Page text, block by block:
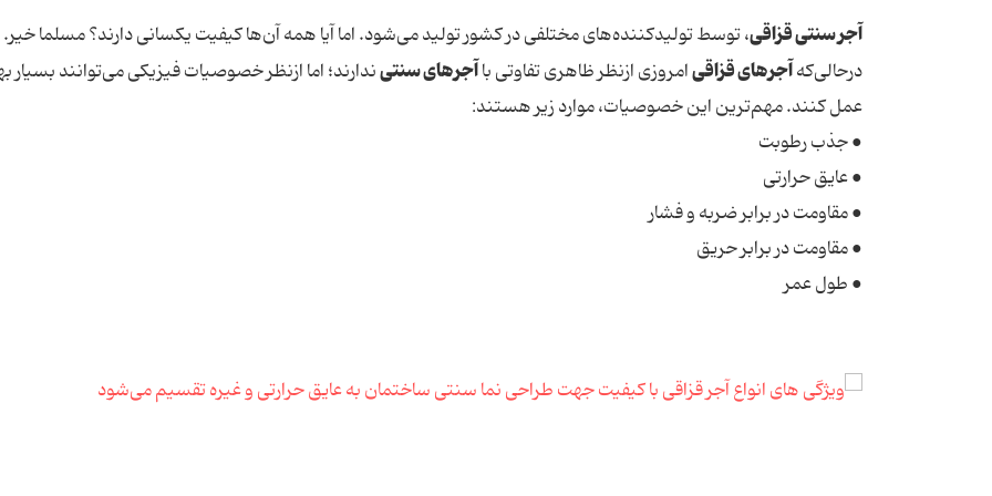
آجر سنتی قزاقی، توسط تولیدکننده‌های مختلفی در کشور تولید می‌شود. اما آیا همه آن‌ها کیفیت یکسانی دارند؟ مسلما خیر.
درحالی‌کهآجرهای قزاقیامروزی ازنظر ظاهری تفاوتی باآجرهای سنتیندارند؛ اما ازنظر خصوصیات فیزیکی می‌توانند بسیار
عمل کنند. مهم‌ترین این خصوصیات، موارد زیر هستند:
● جذب رطوبت
● عایق حرارتی
● مقاومت در برابر ضربه و فشار
● مقاومت در برابر حریق
● طول عمر